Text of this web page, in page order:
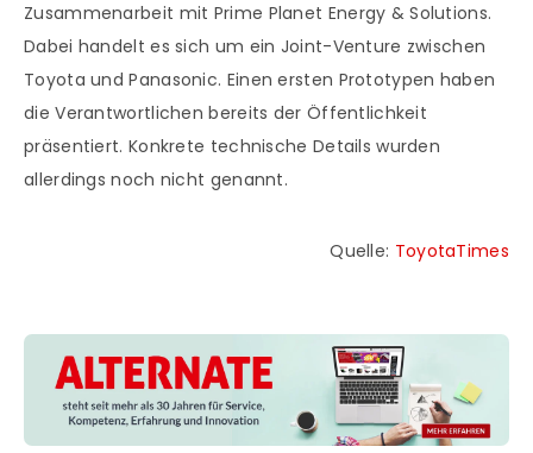
Zusammenarbeit mit Prime Planet Energy & Solutions.
Dabei handelt es sich um ein Joint-Venture zwischen
Toyota und Panasonic. Einen ersten Prototypen haben
die Verantwortlichen bereits der Öffentlichkeit
präsentiert. Konkrete technische Details wurden
allerdings noch nicht genannt.
Quelle: ToyotaTimes